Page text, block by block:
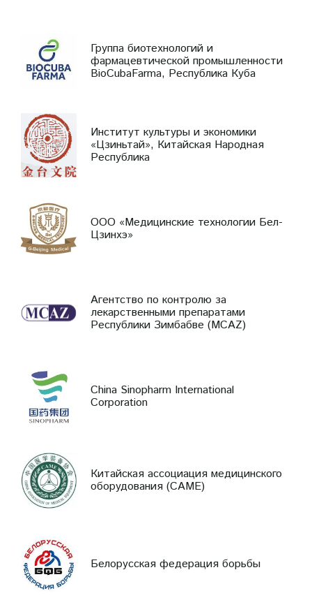
Группа биотехнологий и
фармацевтической промышленности
BioCubaFarma, Республика Куба
Институт культуры и экономики
«Цзиньтай», Китайская Народная
Республика
ООО «Медицинские технологии Бел-
Цзинхэ»
Агентство по контролю за
лекарственными препаратами
Республики Зимбабве (MCAZ)
China Sinopharm International
Corporation
Китайская ассоциация медицинского
оборудования (CAME)
Белорусская федерация борьбы